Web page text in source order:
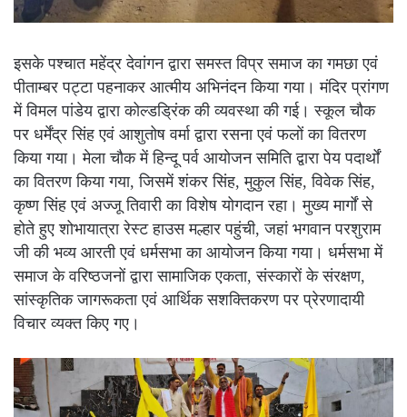
इसके पश्चात महेंद्र देवांगन द्वारा समस्त विप्र समाज का गमछा एवं
पीताम्बर पट्टा पहनाकर आत्मीय अभिनंदन किया गया। मंदिर प्रांगण
में विमल पांडेय द्वारा कोल्डड्रिंक की व्यवस्था की गई। स्कूल चौक
पर धर्मेंद्र सिंह एवं आशुतोष वर्मा द्वारा रसना एवं फलों का वितरण
किया गया। मेला चौक में हिन्दू पर्व आयोजन समिति द्वारा पेय पदार्थों
का वितरण किया गया, जिसमें शंकर सिंह, मुकुल सिंह, विवेक सिंह,
कृष्ण सिंह एवं अज्जू तिवारी का विशेष योगदान रहा। मुख्य मार्गों से
होते हुए शोभायात्रा रेस्ट हाउस मल्हार पहुंची, जहां भगवान परशुराम
जी की भव्य आरती एवं धर्मसभा का आयोजन किया गया। धर्मसभा में
समाज के वरिष्ठजनों द्वारा सामाजिक एकता, संस्कारों के संरक्षण,
सांस्कृतिक जागरूकता एवं आर्थिक सशक्तिकरण पर प्रेरणादायी
विचार व्यक्त किए गए।